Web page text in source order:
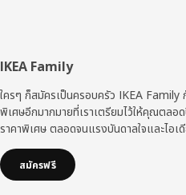
ส่วน
ท้าย
IKEA Family
ใครๆ ก็สมัครเป็นครอบครัว IKEA Family
พิเศษอีกมากมายที่เราเตรียมไว้ให้คุณตล
ราคาพิเศษ ตลอดจนแรงบันดาลใจและไอเ
สมัครฟรี